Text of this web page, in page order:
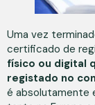
Uma vez
certificado de
físico ou digital
registado no
é absolutamente